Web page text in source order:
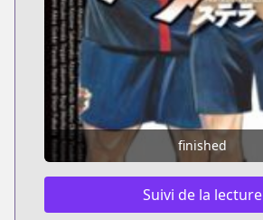
finished
Suivi de la lecture